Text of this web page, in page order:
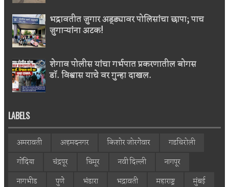
भद्रावतीत जुगार अड्ड्यावर पोलिसांचा छापा; पाच
जुगाऱ्यांना अटक!
शेगाव पोलीस यांचा गर्भपात प्रकरणातील बोगस
डॉ. विश्वास याचे वर गुन्हा दाखल.
LABELS
अमरावती अहमदनगर किशोर जोरगेवार
गडचिरोली
गोंदिया
चंद्रपूर चिमूर नवी दिल्ली
नागपूर
नागभीड
पुणे भंडारा भद्रावती महाराष्ट्र
मुंबई